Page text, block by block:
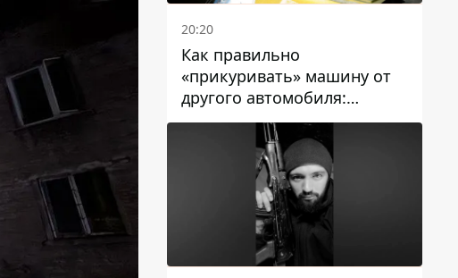
20:20
Как правильно
«прикуривать» машину от
другого автомобиля:
инструкция для водителей